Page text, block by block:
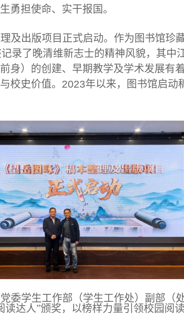
勇担使命、实干报国。
及出版项目正式启动。作为图书馆珍
录了晚清维新志士的精神风貌，其中
身）的创建、早期教学及学术发展有
校史价值。 2023年以来，图书馆启动
委学生工作部（学生工作处）副部（
读达人”颁奖，以榜样力量引领校园阅读